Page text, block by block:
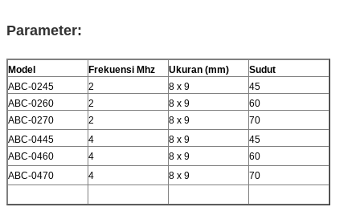
Parameter:
Model Frekuensi Mhz Ukuran (mm)
Sudut
ABC-0245
2 8 x 9
45
ABC-0260
2 8 x 9
60
ABC-0270
2 8 x 9
70
ABC-0445
4 8 x 9
45
ABC-0460
4 8 x 9
60
ABC-0470
4 8 x 9 70